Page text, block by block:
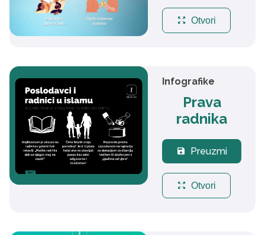
zoom_out_map Otvori
Infografike
Prava
radnika
save Preuzmi
zoom_out_map Otvori